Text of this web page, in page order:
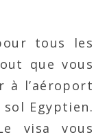
tous les
que vous
à l’aéroport
Egyptien.
visa vous